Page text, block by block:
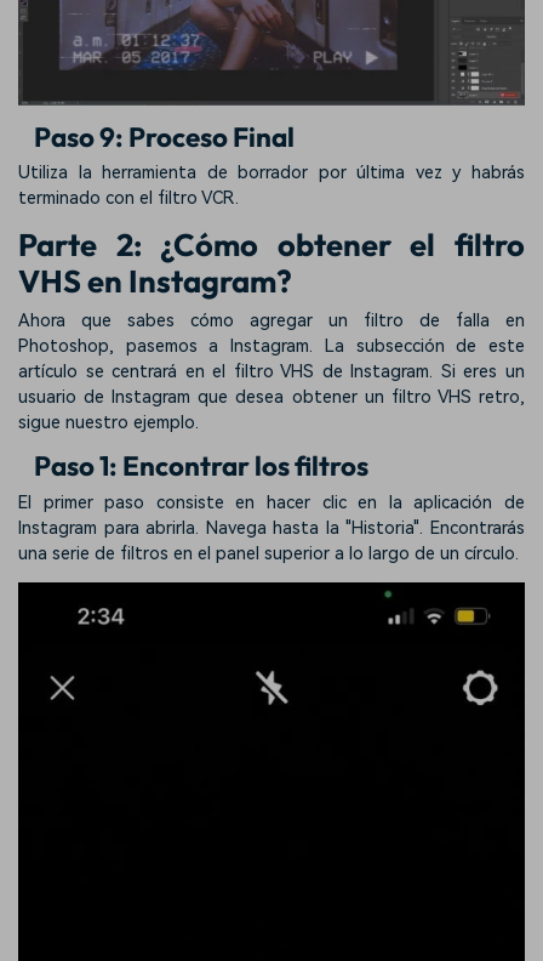
Paso 9: Proceso Final
Utiliza la herramienta de borrador por última vez y habrás
terminado con el filtro VCR.
Parte 2: ¿Cómo obtener el filtro
VHS en Instagram?
Ahora que sabes cómo agregar un filtro de falla en
Photoshop, pasemos a Instagram. La subsección de este
artículo se centrará en el filtro VHS de Instagram. Si eres un
usuario de Instagram que desea obtener un filtro VHS retro,
sigue nuestro ejemplo.
Paso 1: Encontrar los filtros
El primer paso consiste en hacer clic en la aplicación de
Instagram para abrirla. Navega hasta la "Historia". Encontrarás
una serie de filtros en el panel superior a lo largo de un círculo.